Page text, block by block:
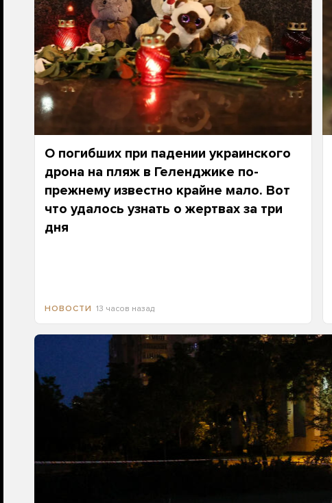
О погибших при падении украинского
дрона на пляж в Геленджике по-
прежнему известно крайне мало. Вот
что удалось узнать о жертвах за три
дня
НОВОСТИ 13 часов назад